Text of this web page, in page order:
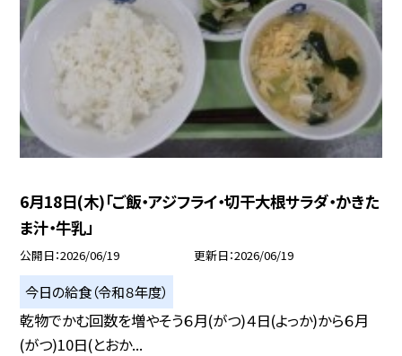
6月18日(木)「ご飯・アジフライ・切干大根サラダ・かきた
ま汁・牛乳」
公開日 2026/06/19 更新日 2026/06/19
今日の給食（令和８年度）
乾物でかむ回数を増やそう６月(がつ)４日(よっか)から６月
(がつ)10日(とおか...